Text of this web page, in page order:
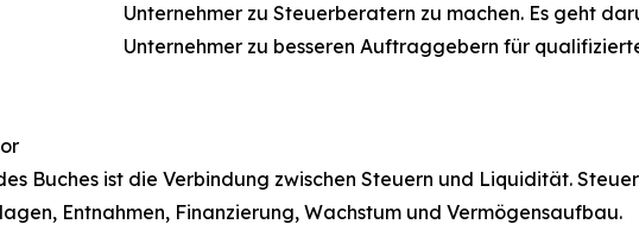
Unternehmer zu Steuerberatern zu machen. Es geht
Unternehmer zu besseren Auftraggebern für
Buches ist die Verbindung zwischen Steuern und Liquidität.
Entnahmen, Finanzierung, Wachstum und Vermögensaufbau.